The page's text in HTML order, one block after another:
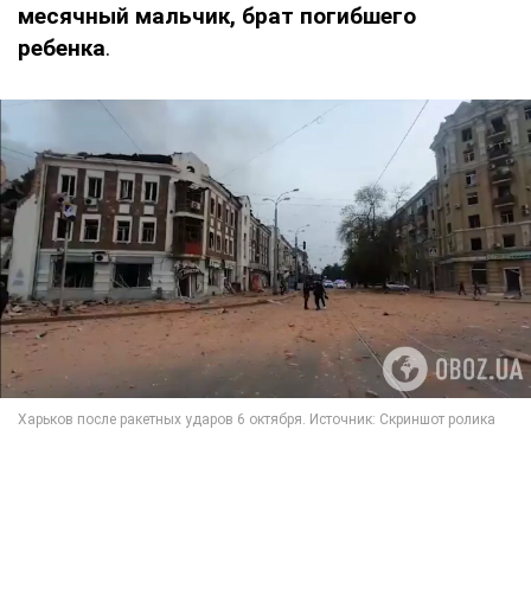
месячный мальчик, брат погибшего
ребенка.